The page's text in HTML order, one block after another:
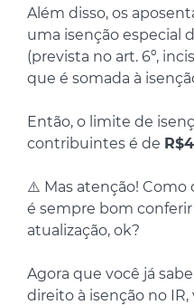
Além disso, os
uma isenção especial
(prevista no art. 6º,
que é somada à
Então, o limite de
contribuintes é de
⚠️ Mas atenção! Como
é sempre bom
atualização, ok?
Agora que você já
direito à isenção no